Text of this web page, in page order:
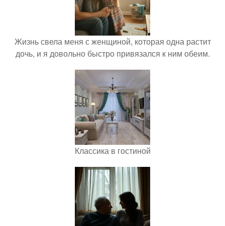
Жизнь свела меня с женщиной, которая одна растит
дочь, и я довольно быстро привязался к ним обеим.
Классика в гостиной